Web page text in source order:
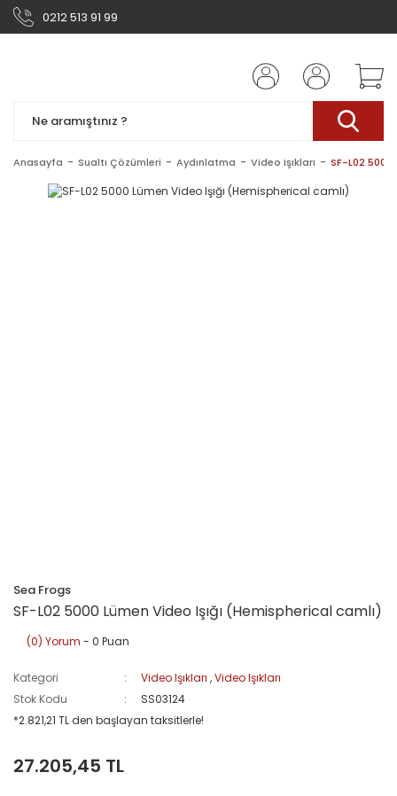
0212 513 91 99
Anasayfa Sualtı Çözümleri Aydınlatma Video Işıkları SF-L02 5000
Sea Frogs
SF-L02 5000 Lümen Video Işığı (Hemispherical camlı)
(0) Yorum - 0 Puan
Kategori Video Işıkları ,Video Işıkları
Stok Kodu
SS03124
*2.821,21 TL den başlayan taksitlerle!
27.205,45 TL